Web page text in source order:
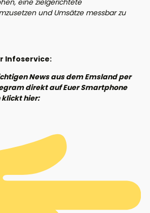
eine zielgerichtete
und Umsätze messbar zu
Infoservice:
News aus dem Emsland per
direkt auf Euer Smartphone
klickt hier: